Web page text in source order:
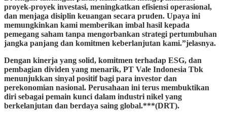
proyek-proyek investasi, meningkatkan efisiensi operasional,
dan menjaga disiplin keuangan secara pruden. Upaya ini
memungkinkan kami memberikan imbal hasil kepada
pemegang saham tanpa mengorbankan strategi pertumbuhan
jangka panjang dan komitmen keberlanjutan kami.”jelasnya.
Dengan kinerja yang solid, komitmen terhadap ESG, dan
pembagian dividen yang menarik, PT Vale Indonesia Tbk
menunjukkan sinyal positif bagi para investor dan
perekonomian nasional. Perusahaan ini terus membuktikan
diri sebagai pemain kunci dalam industri nikel yang
berkelanjutan dan berdaya saing global.***(DRT).